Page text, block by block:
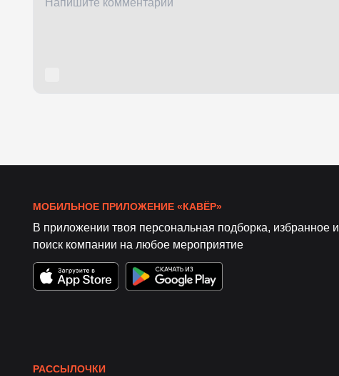
МОБИЛЬНОЕ ПРИЛОЖЕНИЕ «КАВЁР»
В приложении твоя персональная подборка, избранное и
поиск компании на любое мероприятие
РАССЫЛОЧКИ